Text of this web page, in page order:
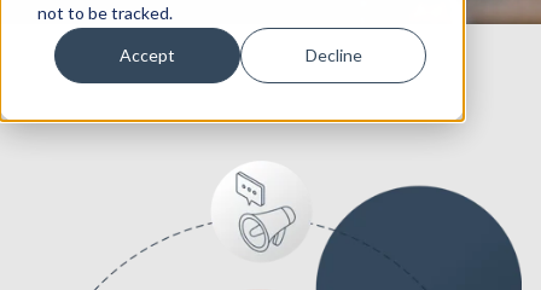
not to be tracked.
Accept Decline